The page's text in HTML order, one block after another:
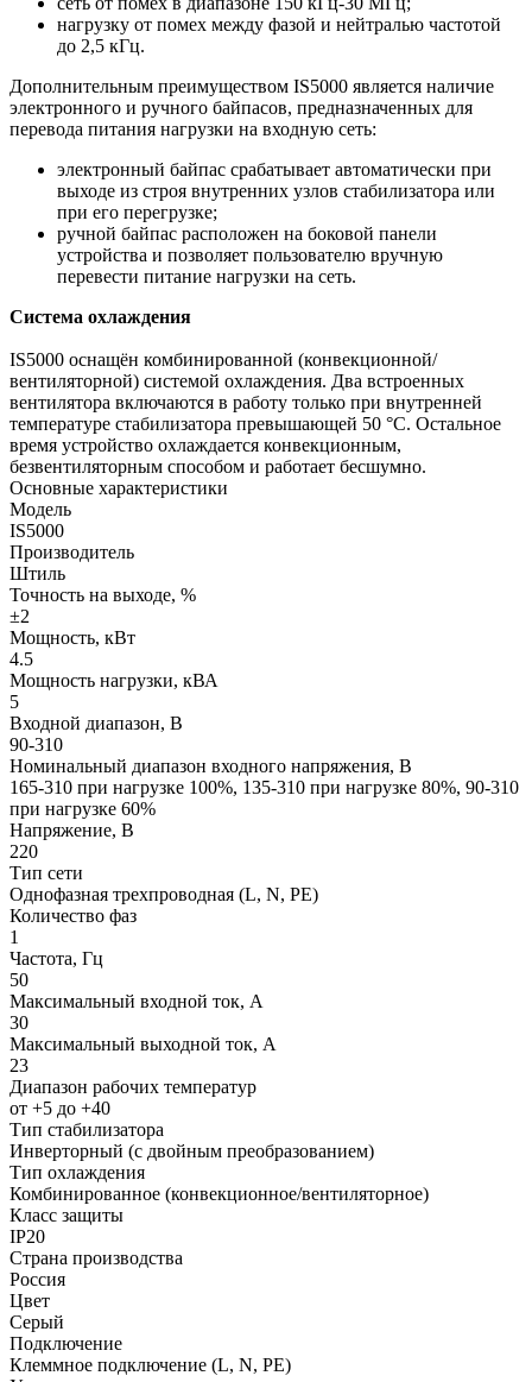
нагрузку от помех между фазой и нейтралью частотой
до 2,5 кГц.
Дополнительным преимуществом IS5000 является наличие
электронного и ручного байпасов, предназначенных для
перевода питания нагрузки на входную сеть:
электронный байпас срабатывает автоматически при
выходе из строя внутренних узлов стабилизатора или
при его перегрузке;
ручной байпас расположен на боковой панели
устройства и позволяет пользователю вручную
перевести питание нагрузки на сеть.
Система охлаждения
IS5000 оснащён комбинированной (конвекционной/
вентиляторной) системой охлаждения. Два встроенных
вентилятора включаются в работу только при внутренней
температуре стабилизатора превышающей 50 °C. Остальное
время устройство охлаждается конвекционным,
безвентиляторным способом и работает бесшумно.
Основные характеристики
Модель
IS5000
Производитель
Штиль
Точность на выходе, %
±2
Мощность, кВт
4.5
Мощность нагрузки, кВА
5
Входной диапазон, В
90-310
Номинальный диапазон входного напряжения, В
165-310 при нагрузке 100%, 135-310 при нагрузке 80%, 90-310
при нагрузке 60%
Напряжение, В
220
Тип сети
Однофазная трехпроводная (L, N, PE)
Количество фаз
1
Частота, Гц
50
Максимальный входной ток, А
30
Максимальный выходной ток, А
23
Диапазон рабочих температур
от +5 до +40
Тип стабилизатора
Инверторный (с двойным преобразованием)
Тип охлаждения
Комбинированное (конвекционное/вентиляторное)
Класс защиты
IP20
Страна производства
Россия
Цвет
Серый
Подключение
Клеммное подключение (L, N, PE)